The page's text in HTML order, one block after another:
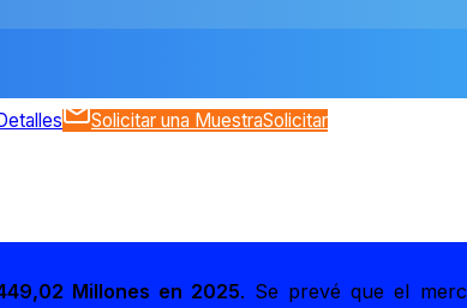
Solicitar una MuestraSolicitar
Millones en 2025. Se prevé que el